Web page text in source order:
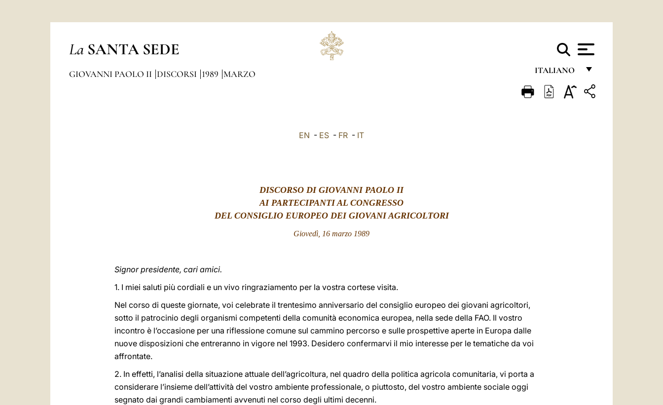
La SANTA SEDE
ITALIANO
FRANÇAIS
GIOVANNI PAOLO II DISCORSI 1989 MARZO
EN - ES - FR - IT
DISCORSO DI GIOVANNI PAOLO II
AI PARTECIPANTI AL CONGRESSO
DEL CONSIGLIO EUROPEO DEI GIOVANI AGRICOLTORI
Giovedì, 16 marzo 1989
Signor presidente, cari amici.
1. I miei saluti più cordiali e un vivo ringraziamento per la vostra cortese visita.
Nel corso di queste giornate, voi celebrate il trentesimo anniversario del consiglio europeo dei giovani agricoltori,
sotto il patrocinio degli organismi competenti della comunità economica europea, nella sede della FAO. Il vostro
incontro è l’occasione per una riflessione comune sul cammino percorso e sulle prospettive aperte in Europa dalle
nuove disposizioni che entreranno in vigore nel 1993. Desidero confermarvi il mio interesse per le tematiche da voi
affrontate.
2. In effetti, l’analisi della situazione attuale dell’agricoltura, nel quadro della politica agricola comunitaria, vi porta a
considerare l’insieme dell’attività del vostro ambiente professionale, o piuttosto, del vostro ambiente sociale oggi
segnato dai grandi cambiamenti avvenuti nel corso degli ultimi decenni.